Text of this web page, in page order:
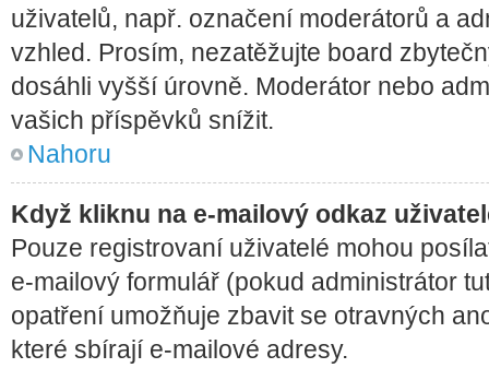
uživatelů, např. označení moderátorů a
vzhled. Prosím, nezatěžujte board
dosáhli vyšší úrovně. Moderátor nebo
vašich příspěvků snížit.
Nahoru
Když kliknu na e-mailový odkaz
Pouze registrovaní uživatelé mohou
e-mailový formulář (pokud administrátor
opatření umožňuje zbavit se otravných
které sbírají e-mailové adresy.